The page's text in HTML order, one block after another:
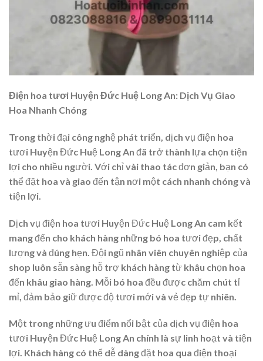
Điện hoa tươi Huyện Đức Huệ Long An: Dịch Vụ Giao
Hoa Nhanh Chóng
Trong thời đại công nghệ phát triển, dịch vụ điện hoa
tươi Huyện Đức Huệ Long An đã trở thành lựa chọn tiện
lợi cho nhiều người. Với chỉ vài thao tác đơn giản, bạn có
thể đặt hoa và giao đến tận nơi một cách nhanh chóng và
tiện lợi.
Dịch vụ điện hoa tươi Huyện Đức Huệ Long An cam kết
mang đến cho khách hàng những bó hoa tươi đẹp, chất
lượng và đúng hẹn. Đội ngũ nhân viên chuyên nghiệp của
shop luôn sẵn sàng hỗ trợ khách hàng từ khâu chọn hoa
đến khâu giao hàng. Mỗi bó hoa đều được chăm chút tỉ
mỉ, đảm bảo giữ được độ tươi mới và vẻ đẹp tự nhiên.
Một trong những ưu điểm nổi bật của dịch vụ điện hoa
tươi Huyện Đức Huệ Long An chính là sự linh hoạt và tiện
lợi. Khách hàng có thể dễ dàng đặt hoa qua điện thoại